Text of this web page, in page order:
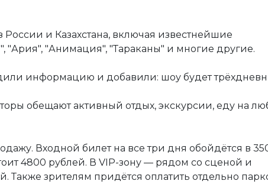
и Казахстана, включая известнейшие
"Ария", "Анимация", "Тараканы" и многие другие.
информацию и добавили: шоу будет
обещают активный отдых, экскурсии, еду на
Входной билет на все три дня обойдётся в
4800 рублей. В VIP-зону — рядом со сценой и
Также зрителям придётся оплатить отдельно